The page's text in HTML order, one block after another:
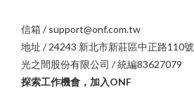
信箱 / support@onf.com.tw
地址 / 24243 新北市新莊區中正路110號
光之間股份有限公司 / 統編83627079
探索工作機會，加入ONF